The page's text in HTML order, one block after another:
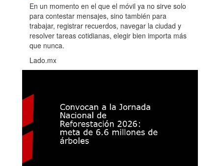
En un momento en el que el móvil ya no sirve solo
para contestar mensajes, sino también para
trabajar, registrar recuerdos, navegar la ciudad y
resolver tareas cotidianas, elegir bien importa más
que nunca.
Lado.mx